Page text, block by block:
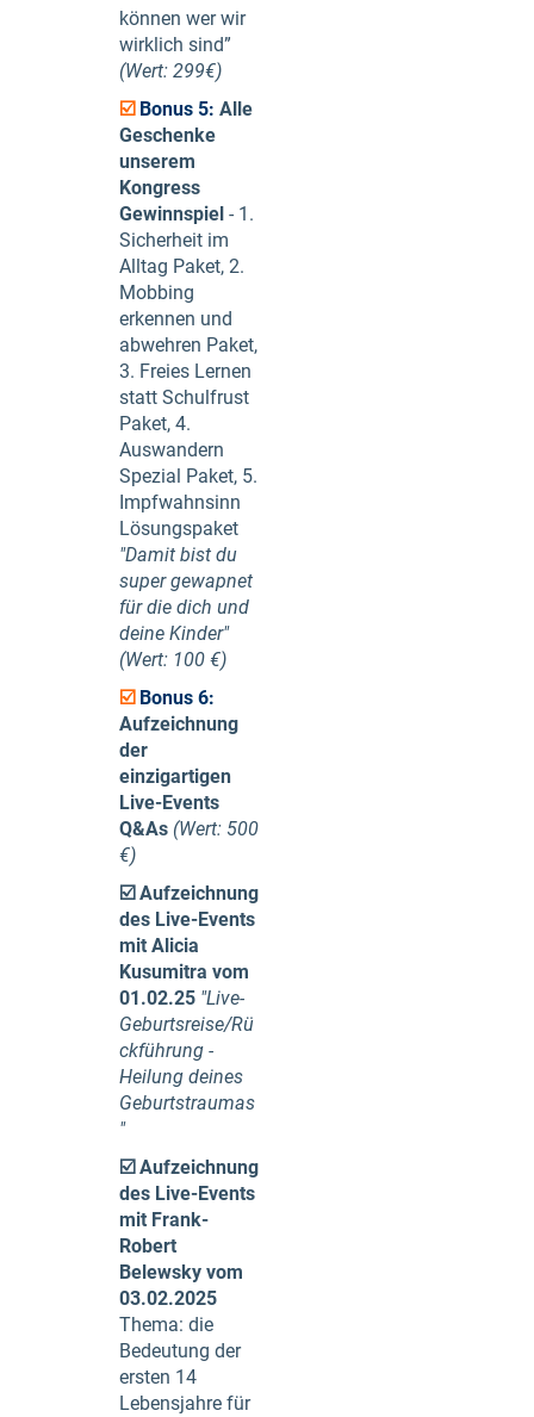
können wer wir
wirklich sind”
(Wert: 299€)
☑️ Bonus 5: Alle
Geschenke
unserem
Kongress
Gewinnspiel - 1.
Sicherheit im
Alltag Paket, 2.
Mobbing
erkennen und
abwehren Paket,
3. Freies Lernen
statt Schulfrust
Paket, 4.
Auswandern
Spezial Paket, 5.
Impfwahnsinn
Lösungspaket
"Damit bist du
super gewapnet
für die dich und
deine Kinder"
(Wert: 100 €)
☑️ Bonus 6:
Aufzeichnung
der
einzigartigen
Live-Events
Q&As (Wert: 500
€)
☑️ Aufzeichnung
des Live-Events
mit Alicia
Kusumitra vom
01.02.25 "Live-
Geburtsreise/Rü
ckführung -
Heilung deines
Geburtstraumas
"
☑️ Aufzeichnung
des Live-Events
mit Frank-
Robert
Belewsky vom
03.02.2025
Thema: die
Bedeutung der
ersten 14
Lebensjahre für